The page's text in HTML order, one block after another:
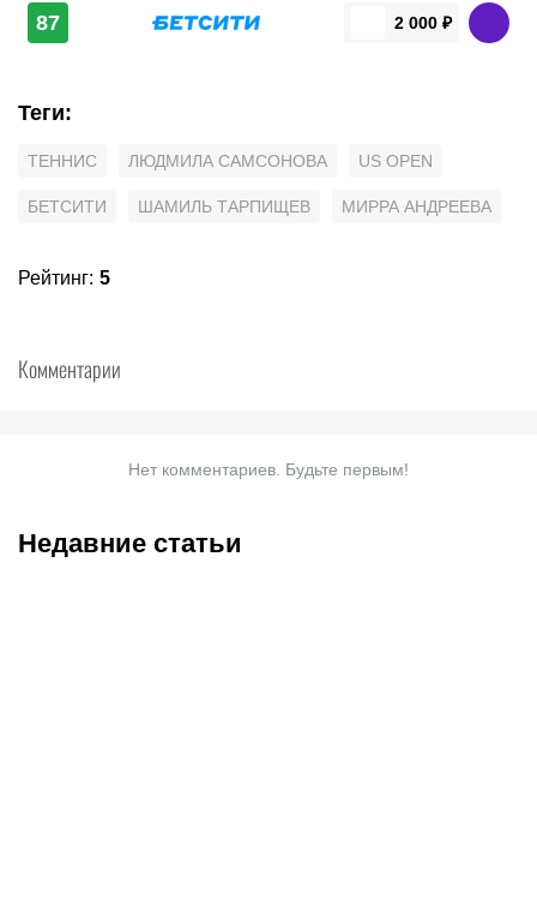
87 2 000 ₽
Теги:
ТЕННИС ЛЮДМИЛА САМСОНОВА US OPEN
БЕТСИТИ ШАМИЛЬ ТАРПИЩЕВ МИРРА АНДРЕЕВА
Рейтинг: 5
Комментарии
Нет комментариев. Будьте первым!
Недавние статьи